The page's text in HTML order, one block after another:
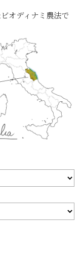
オディナミ農法で